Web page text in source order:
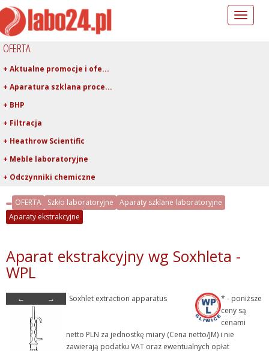
Toggle
OFERTA
+ Aktualne promocje i ofe...
+ Aparatura szklana proce...
+ BHP
+ Filtracja
+ Heathrow Scientific
+ Meble laboratoryjne
+ Odczynniki chemiczne
+ Pipetowanie i dawkowani...
+ Plastiki laboratoryjne
+ Rury, pręty, kapilary ...
+ Szkło kwarcowe
- Aparaty szklane laborat...
+ Ap. do ozn. alkoholu
+ Ap. do ozn. formaldehyd...
OFERTA Szkło laboratoryjne
Aparaty szklane laboratoryjne
Aparaty ekstrakcyjne
Aparat ekstrakcyjny wg Soxhleta -
WPL
← → Soxhlet extraction apparatus
* - poniższe
ceny są
cenami
netto PLN za jednostkę miary (Cena netto/JM) i nie
zawierają podatku VAT oraz ewentualnych opłat